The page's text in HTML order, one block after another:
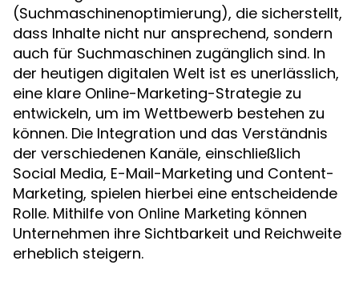
(Suchmaschinenoptimierung), die sicherstellt,
dass Inhalte nicht nur ansprechend, sondern
auch für Suchmaschinen zugänglich sind. In
der heutigen digitalen Welt ist es unerlässlich,
eine klare Online-Marketing-Strategie zu
entwickeln, um im Wettbewerb bestehen zu
können. Die Integration und das Verständnis
der verschiedenen Kanäle, einschließlich
Social Media, E-Mail-Marketing und Content-
Marketing, spielen hierbei eine entscheidende
Rolle. Mithilfe von Online Marketing können
Unternehmen ihre Sichtbarkeit und Reichweite
erheblich steigern.